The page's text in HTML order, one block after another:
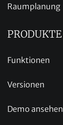
Raumplanung
PRODUKTE
Funktionen
Versionen
Demo ansehen